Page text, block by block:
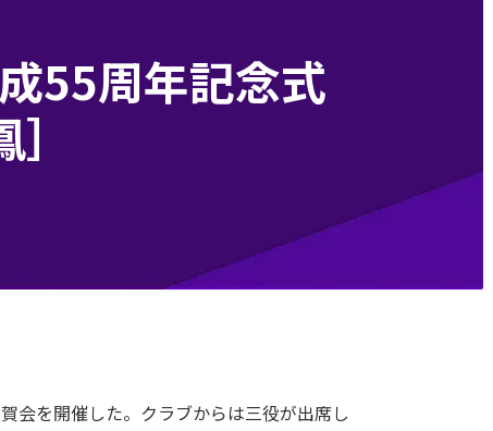
55周年記念式
会を開催した。クラブからは三役が出席し